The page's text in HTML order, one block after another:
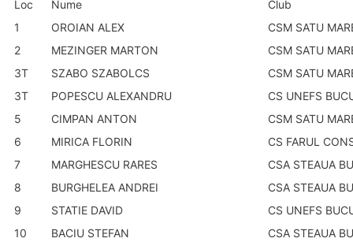
Loc Nume
Club
1
OROIAN ALEX
CSM SATU
2
MEZINGER MARTON
CSM SATU
3T
SZABO SZABOLCS
CSM SATU
3T
POPESCU ALEXANDRU
CS UNEFS
5
CIMPAN ANTON
CSM SATU
6
MIRICA FLORIN
CS FARUL
7
MARGHESCU RARES
CSA STEAUA
8
BURGHELEA ANDREI
CSA STEAUA
9
STATIE DAVID
CS UNEFS
10
BACIU STEFAN
CSA STEAUA